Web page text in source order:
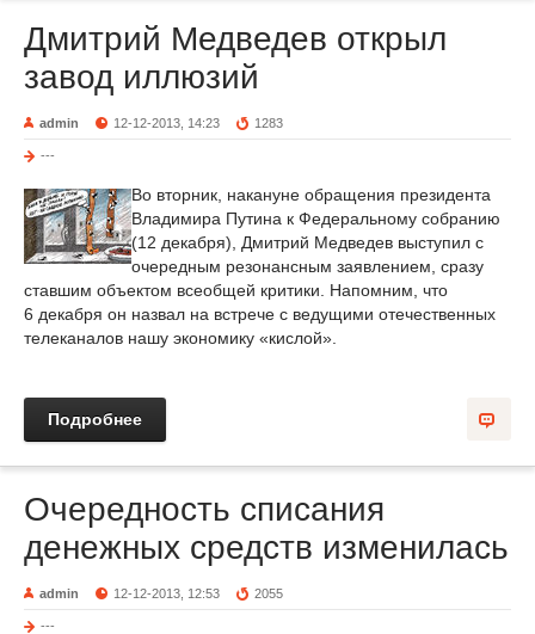
Дмитрий Медведев открыл
завод иллюзий
admin 12-12-2013, 14:23 1283
---
Во вторник, накануне обращения президента
Владимира Путина к Федеральному собранию
(12 декабря), Дмитрий Медведев выступил с
очередным резонансным заявлением, сразу
ставшим объектом всеобщей критики. Напомним, что
6 декабря он назвал на встрече с ведущими отечественных
телеканалов нашу экономику «кислой».
Подробнее
Очередность списания
денежных средств изменилась
admin 12-12-2013, 12:53 2055
---